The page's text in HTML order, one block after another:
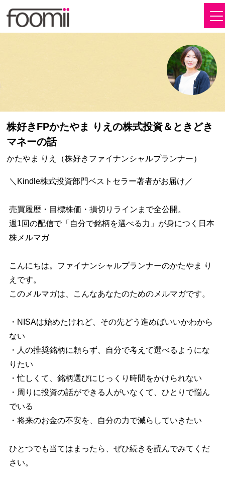
株好きFPかたやま りえの株式投資＆ときどき
マネーの話
かたやま りえ（株好きファイナンシャルプランナー）
＼Kindle株式投資部門ベストセラー著者がお届け／
売買履歴・目標株価・損切りラインまで全公開。
週1回の配信で「自分で銘柄を選べる力」が身につく日本
株メルマガ
こんにちは。ファイナンシャルプランナーのかたやま り
えです。
このメルマガは、こんなあなたのためのメルマガです。
・NISAは始めたけれど、その先どう進めばいいかわから
ない
・人の推奨銘柄に頼らず、自分で考えて選べるようにな
りたい
・忙しくて、銘柄選びにじっくり時間をかけられない
・周りに投資の話ができる人がいなくて、ひとりで悩ん
でいる
・将来のお金の不安を、自分の力で減らしていきたい
ひとつでも当てはまったら、ぜひ続きを読んでみてくだ
さい。